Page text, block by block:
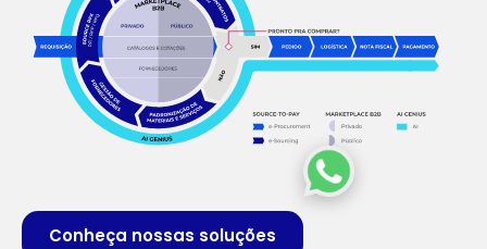
Conheça nossas soluções